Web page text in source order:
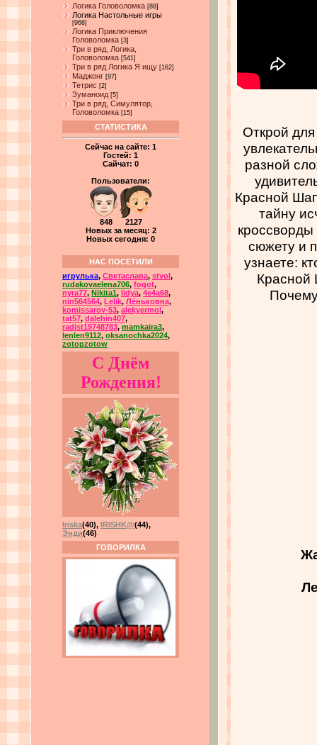
Логика Головоломка [88]
Логика Настольные игры
[968]
Логика Приключения
Головоломка [3]
Три в ряд, Логика,
Головоломка [541]
Три в ряд Логика Я ищу [162]
Маджонг [97]
Тетрис [2]
Зуманоид [5]
Три в ряд, Симулятор,
Головоломка [15]
СТАТИСТИКА
Сейчас на сайте: 1
Гостей: 1
Сайчат: 0
Пользователи:
848 2127
Новых за месяц: 2
Новых сегодня: 0
НАС ПОСЕТИЛИ
игрулька, Светаслава, stvol ,
rudakovaelena706, fogot,
nyra77, Nikita1, lidya, 4e4a68,
nin564564, Lelik, Лёньковна,
komissarov-53, alekyermol ,
tat57, dalehin407,
radist19748783, mamkaira3,
lenlen9112, oksanochka2024,
zotopzotow
С Днём
Рождения!
Iriska(40), IRISHK@(44),
Энди(46)
ГОВОРИЛКА
Открой
разной
Красной
тайну
кроссворды
сюжету и
узнаете:
Красной